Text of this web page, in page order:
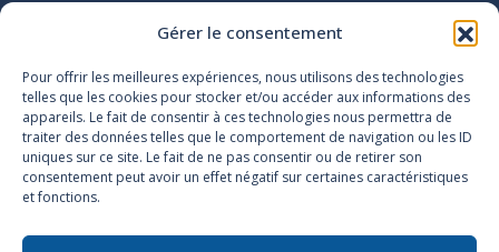
Gérer le consentement
Pour offrir les meilleures expériences, nous utilisons des technologies
telles que les cookies pour stocker et/ou accéder aux informations des
appareils. Le fait de consentir à ces technologies nous permettra de
traiter des données telles que le comportement de navigation ou les ID
uniques sur ce site. Le fait de ne pas consentir ou de retirer son
consentement peut avoir un effet négatif sur certaines caractéristiques
et fonctions.
L’infolettre du Pôle d’expertise